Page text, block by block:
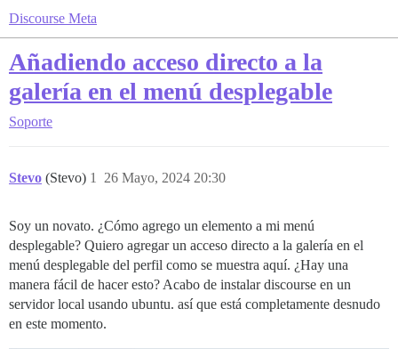
Discourse Meta
Añadiendo acceso directo a la
galería en el menú desplegable
Soporte
Stevo (Stevo) 26 Mayo, 2024 20:30
1
Soy un novato. ¿Cómo agrego un elemento a mi menú
desplegable? Quiero agregar un acceso directo a la galería en el
menú desplegable del perfil como se muestra aquí. ¿Hay una
manera fácil de hacer esto? Acabo de instalar discourse en un
servidor local usando ubuntu. así que está completamente desnudo
en este momento.